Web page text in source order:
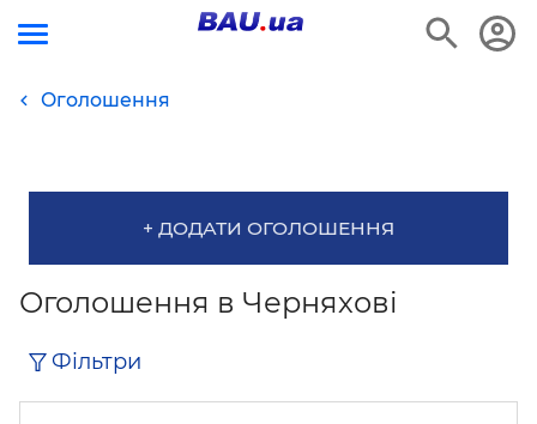
Оголошення
+ ДОДАТИ ОГОЛОШЕННЯ
Оголошення в Черняхові
Фільтри